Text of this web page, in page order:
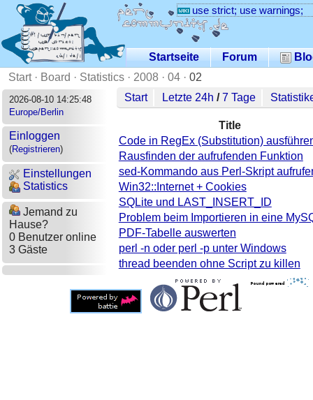
use strict; use warnings;
Startseite Forum
Start· Board · Statistics · 2008 · 04 · 02
2026-08-10 14:25:48
Europe/Berlin
Einloggen
(Registrieren)
Einstellungen
Statistics
Jemand zu
Hause?
0 Benutzer online
3 Gäste
Start Letzte 24h /7 Tage
Title
Code in RegEx (Substitution)
Rausfinden der aufrufenden Funktion
sed-Kommando aus Perl-Skript
Win32::Internet + Cookies
SQLite und LAST_INSERT_ID
Problem beim Importieren in eine
PDF-Tabelle auswerten
perl -n oder perl -p unter Windows
thread beenden ohne Script zu killen